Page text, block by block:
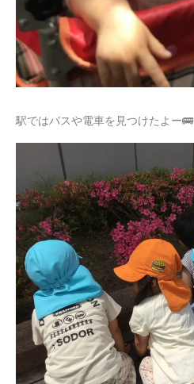
駅ではバスや電車を見つけたよー🚌